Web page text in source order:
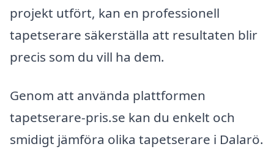
projekt utfört, kan en professionell
tapetserare säkerställa att resultaten blir
precis som du vill ha dem.
Genom att använda plattformen
tapetserare-pris.se kan du enkelt och
smidigt jämföra olika tapetserare i Dalarö.